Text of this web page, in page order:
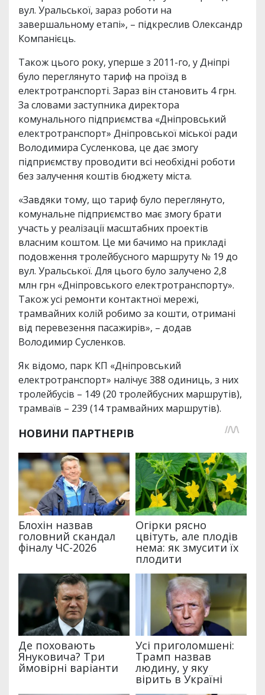
вул. Уральської, зараз роботи на
завершальному етапі», – підкреслив Олександр
Компанієць.
Також цього року, уперше з 2011-го, у Дніпрі
було переглянуто тариф на проїзд в
електротранспорті. Зараз він становить 4 грн.
За словами заступника директора
комунального підприємства «Дніпровський
електротранспорт» Дніпровської міської ради
Володимира Сусленкова, це дає змогу
підприємству проводити всі необхідні роботи
без залучення коштів бюджету міста.
«Завдяки тому, що тариф було переглянуто,
комунальне підприємство має змогу брати
участь у реалізації масштабних проектів
власним коштом. Це ми бачимо на прикладі
подовження тролейбусного маршруту № 19 до
вул. Уральської. Для цього було залучено 2,8
млн грн «Дніпровського електротранспорту».
Також усі ремонти контактної мережі,
трамвайних колій робимо за кошти, отримані
від перевезення пасажирів», – додав
Володимир Сусленков.
Як відомо, парк КП «Дніпровський
електротранспорт» налічує 388 одиниць, з них
тролейбусів – 149 (20 тролейбусних маршрутів),
трамваїв – 239 (14 трамвайних маршрутів).